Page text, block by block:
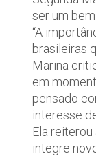
ser um
“A
brasileiras
Marina
em
pensado
interesse
Ela
integre